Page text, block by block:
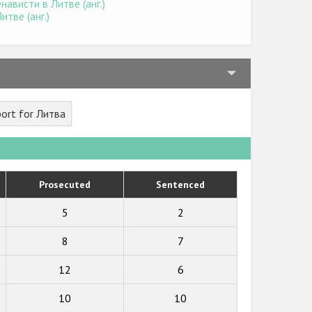
в Литве (анг.)
(анг.)
for Литва
Prosecuted Sentenced
5 2
8 7
12 6
10 10